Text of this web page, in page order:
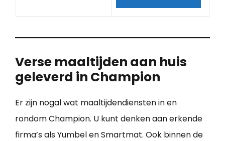
Verse maaltijden aan huis
geleverd in Champion
Er zijn nogal wat maaltijdendiensten in en
rondom Champion. U kunt denken aan erkende
firma’s als Yumbel en Smartmat. Ook binnen de